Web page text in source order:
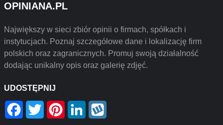
OPINIANA.PL
Największy w sieci zbiór opinii o firmach, spółkach i
instytucjach. Poznaj szczegółowe dane i lokalizację firm
polskich oraz zagranicznych. Promuj swoją działalność
dodając unikalny opis oraz galerię zdjęć.
UDOSTĘPNIJ
Facebook
Twitter PinterestLinkedIn